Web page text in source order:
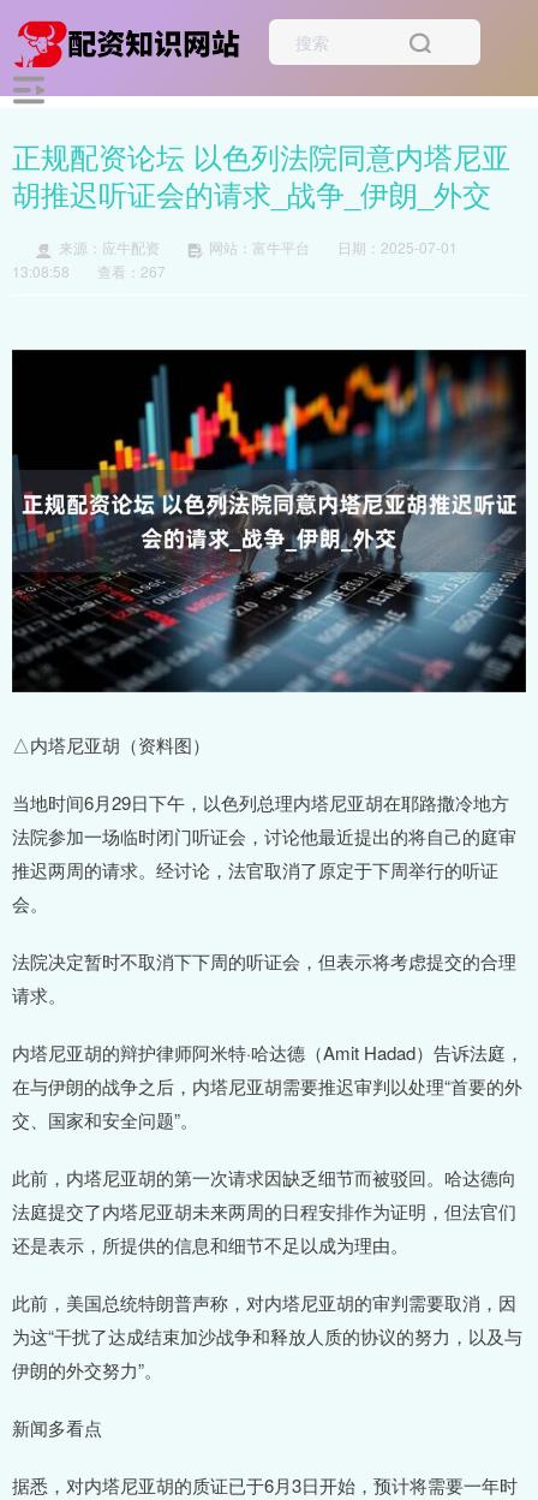
正规配资论坛 以色列法院同意内塔尼亚
胡推迟听证会的请求_战争_伊朗_外交
来源：应牛配资 网站：富牛平台
日期：2025-07-01
13:08:58
查看：267
△内塔尼亚胡（资料图）
当地时间6月29日下午，以色列总理内塔尼亚胡在耶路撒冷地方
法院参加一场临时闭门听证会，讨论他最近提出的将自己的庭审
推迟两周的请求。经讨论，法官取消了原定于下周举行的听证
会。
法院决定暂时不取消下下周的听证会，但表示将考虑提交的合理
请求。
内塔尼亚胡的辩护律师阿米特·哈达德（Amit Hadad）告诉法庭，
在与伊朗的战争之后，内塔尼亚胡需要推迟审判以处理“首要的外
交、国家和安全问题”。
此前，内塔尼亚胡的第一次请求因缺乏细节而被驳回。哈达德向
法庭提交了内塔尼亚胡未来两周的日程安排作为证明，但法官们
还是表示，所提供的信息和细节不足以成为理由。
此前，美国总统特朗普声称，对内塔尼亚胡的审判需要取消，因
为这“干扰了达成结束加沙战争和释放人质的协议的努力，以及与
伊朗的外交努力”。
新闻多看点
据悉，对内塔尼亚胡的质证已于6月3日开始，预计将需要一年时